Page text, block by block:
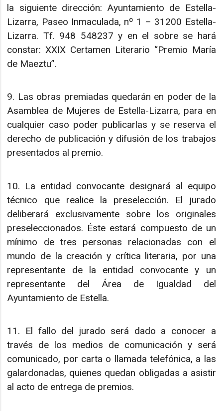
la siguiente dirección: Ayuntamiento de Estella-
Lizarra, Paseo Inmaculada, nº 1 – 31200 Estella-
Lizarra. Tf. 948 548237 y en el sobre se hará
constar: XXIX Certamen Literario “Premio María
de Maeztu”.
9. Las obras premiadas quedarán en poder de la
Asamblea de Mujeres de Estella-Lizarra, para en
cualquier caso poder publicarlas y se reserva el
derecho de publicación y difusión de los trabajos
presentados al premio.
10. La entidad convocante designará al equipo
técnico que realice la preselección. El jurado
deliberará exclusivamente sobre los originales
preseleccionados. Éste estará compuesto de un
mínimo de tres personas relacionadas con el
mundo de la creación y crítica literaria, por una
representante de la entidad convocante y un
representante del Área de Igualdad del
Ayuntamiento de Estella.
11. El fallo del jurado será dado a conocer a
través de los medios de comunicación y será
comunicado, por carta o llamada telefónica, a las
galardonadas, quienes quedan obligadas a asistir
al acto de entrega de premios.